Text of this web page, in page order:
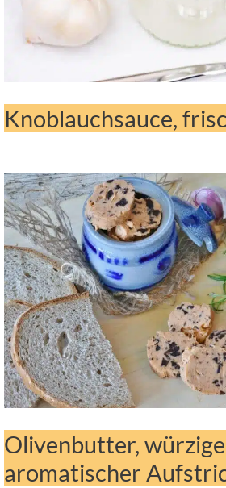
Knoblauchsauce,
Olivenbutter,
aromatischer